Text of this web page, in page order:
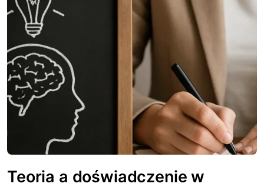
Teoria a doświadczenie w